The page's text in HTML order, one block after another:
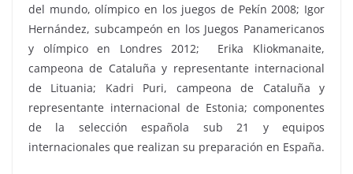
del mundo, olímpico en los juegos de Pekín 2008; Igor
Hernández, subcampeón en los Juegos Panamericanos
y olímpico en Londres 2012; Erika Kliokmanaite,
campeona de Cataluña y representante internacional
de Lituania; Kadri Puri, campeona de Cataluña y
representante internacional de Estonia; componentes
de la selección española sub 21 y equipos
internacionales que realizan su preparación en España.